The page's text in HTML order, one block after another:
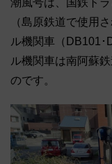
潮風号は、国鉄ト
（島原鉄道で使用
ル機関車（DB101･
ル機関車は南阿蘇
のです。